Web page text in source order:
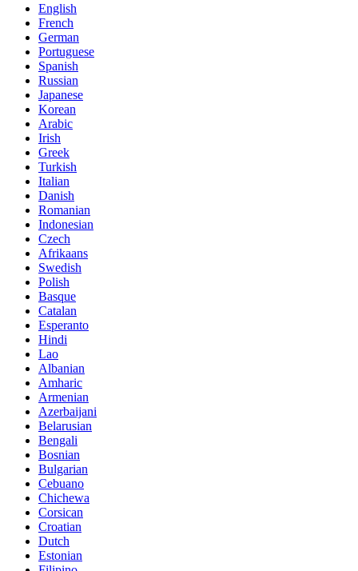
English
French
German
Portuguese
Spanish
Russian
Japanese
Korean
Arabic
Irish
Greek
Turkish
Italian
Danish
Romanian
Indonesian
Czech
Afrikaans
Swedish
Polish
Basque
Catalan
Esperanto
Hindi
Lao
Albanian
Amharic
Armenian
Azerbaijani
Belarusian
Bengali
Bosnian
Bulgarian
Cebuano
Chichewa
Corsican
Croatian
Dutch
Estonian